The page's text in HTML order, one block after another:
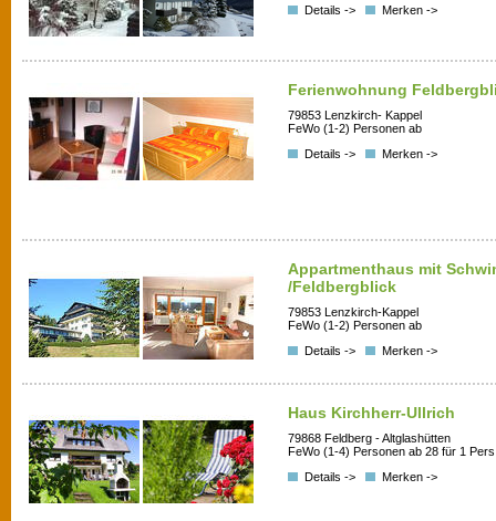
Details ->
Merken ->
Ferienwohnung
79853 Lenzkirch- Kappel
FeWo (1-2) Personen ab
Details ->
Merken ->
Appartmenthaus mit
/Feldbergblick
79853 Lenzkirch-Kappel
FeWo (1-2) Personen ab
Details ->
Merken ->
Haus Kirchherr-Ullrich
79868 Feldberg - Altglashütten
FeWo (1-4) Personen ab 28 für 1
Details ->
Merken ->